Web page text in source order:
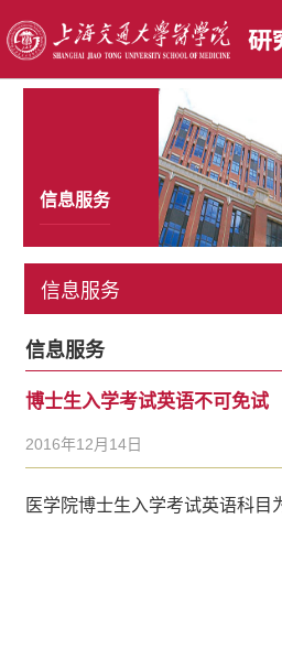
信息服务
信息服务
信息服务
博士生入学考试英语不可免试
2016年12月14日
医学院博士生入学考试英语科目